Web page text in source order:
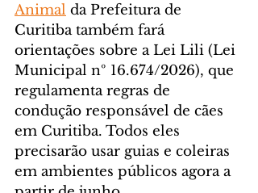
Animal da Prefeitura de
Curitiba também fará
orientações sobre a Lei Lili (Lei
Municipal nº 16.674/2026), que
regulamenta regras de
condução responsável de cães
em Curitiba. Todos eles
precisarão usar guias e coleiras
em ambientes públicos agora a